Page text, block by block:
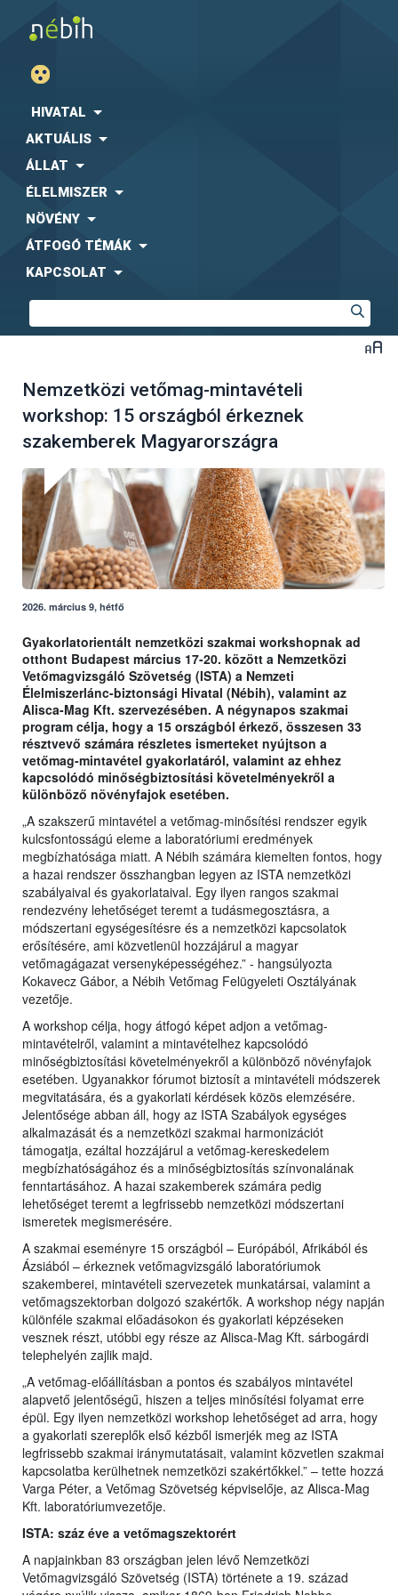
HIVATAL
AKTUÁLIS
ÁLLAT
ÉLELMISZER
NÖVÉNY
ÁTFOGÓ TÉMÁK
KAPCSOLAT
Nemzetközi vetőmag-mintavételi
workshop: 15 országból érkeznek
szakemberek Magyarországra
2026. március 9, hétfő
Gyakorlatorientált nemzetközi szakmai workshopnak ad
otthont Budapest március 17-20. között a Nemzetközi
Vetőmagvizsgáló Szövetség (ISTA) a Nemzeti
Élelmiszerlánc-biztonsági Hivatal (Nébih), valamint az
Alisca-Mag Kft. szervezésében. A négynapos szakmai
program célja, hogy a 15 országból érkező, összesen 33
résztvevő számára részletes ismerteket nyújtson a
vetőmag-mintavétel gyakorlatáról, valamint az ehhez
kapcsolódó minőségbiztosítási követelményekről a
különböző növényfajok esetében.
„A szakszerű mintavétel a vetőmag-minősítési rendszer egyik
kulcsfontosságú eleme a laboratóriumi eredmények
megbízhatósága miatt. A Nébih számára kiemelten fontos, hogy
a hazai rendszer összhangban legyen az ISTA nemzetközi
szabályaival és gyakorlataival. Egy ilyen rangos szakmai
rendezvény lehetőséget teremt a tudásmegosztásra, a
módszertani egységesítésre és a nemzetközi kapcsolatok
erősítésére, ami közvetlenül hozzájárul a magyar
vetőmagágazat versenyképességéhez.” - hangsúlyozta
Kokavecz Gábor, a Nébih Vetőmag Felügyeleti Osztályának
vezetője.
A workshop célja, hogy átfogó képet adjon a vetőmag-
mintavételről, valamint a mintavételhez kapcsolódó
minőségbiztosítási követelményekről a különböző növényfajok
esetében. Ugyanakkor fórumot biztosít a mintavételi módszerek
megvitatására, és a gyakorlati kérdések közös elemzésére.
Jelentősége abban áll, hogy az ISTA Szabályok egységes
alkalmazását és a nemzetközi szakmai harmonizációt
támogatja, ezáltal hozzájárul a vetőmag-kereskedelem
megbízhatóságához és a minőségbiztosítás színvonalának
fenntartásához. A hazai szakemberek számára pedig
lehetőséget teremt a legfrissebb nemzetközi módszertani
ismeretek megismerésére.
A szakmai eseményre 15 országból – Európából, Afrikából és
Ázsiából – érkeznek vetőmagvizsgáló laboratóriumok
szakemberei, mintavételi szervezetek munkatársai, valamint a
vetőmagszektorban dolgozó szakértők. A workshop négy napján
különféle szakmai előadásokon és gyakorlati képzéseken
vesznek részt, utóbbi egy része az Alisca-Mag Kft. sárbogárdi
telephelyén zajlik majd.
„A vetőmag-előállításban a pontos és szabályos mintavétel
alapvető jelentőségű, hiszen a teljes minősítési folyamat erre
épül. Egy ilyen nemzetközi workshop lehetőséget ad arra, hogy
a gyakorlati szereplők első kézből ismerjék meg az ISTA
legfrissebb szakmai iránymutatásait, valamint közvetlen szakmai
kapcsolatba kerülhetnek nemzetközi szakértőkkel.” – tette hozzá
Varga Péter, a Vetőmag Szövetség képviselője, az Alisca-Mag
Kft. laboratóriumvezetője.
ISTA: száz éve a vetőmagszektorért
A napjainkban 83 országban jelen lévő Nemzetközi
Vetőmagvizsgáló Szövetség (ISTA) története a 19. század